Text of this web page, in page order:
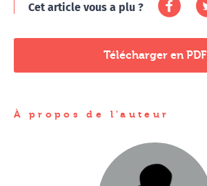
Cet article vous a plu ?
Télécharger en PDF
À propos de l'auteur